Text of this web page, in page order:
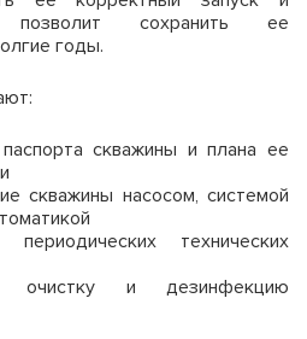
позволит сохранить ее
годы.
скважины и плана ее
скважины насосом, системой
периодических технических
очистку и дезинфекцию